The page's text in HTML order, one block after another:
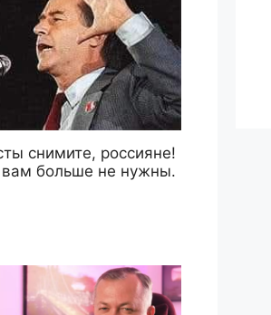
снимите, россияне!
больше не нужны.